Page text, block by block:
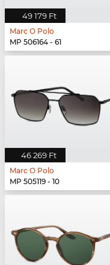
49 179 Ft
Marc O Polo
MP 506164 - 61
46 269 Ft
Marc O Polo
MP 505119 - 10